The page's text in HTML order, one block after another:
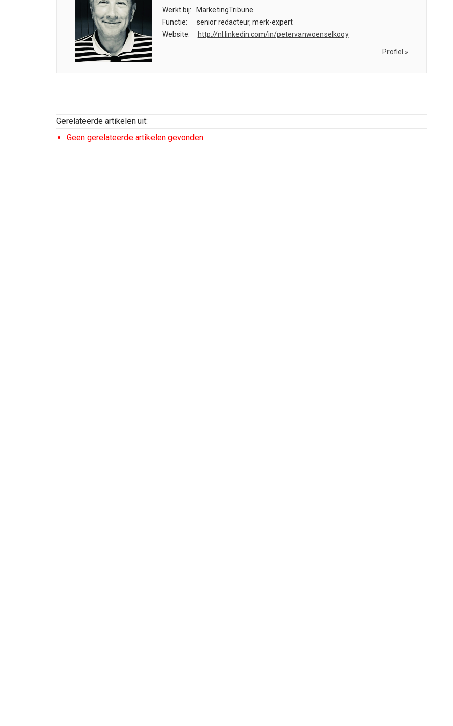
Werkt bij:
MarketingTribune
Functie:
senior redacteur, merk-expert
Website:
http://nl.linkedin.com/in/petervanwoenselkooy
Profiel »
Gerelateerde artikelen uit:
Geen gerelateerde artikelen gevonden